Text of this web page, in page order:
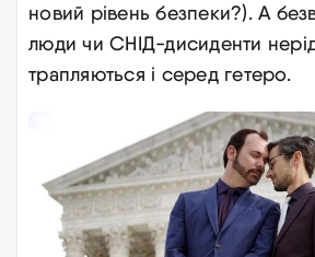
новий рівень безпеки?). А
люди чи СНІД-дисиденти
трапляються і серед гетеро.